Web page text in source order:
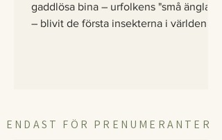
gaddlösa bina – urfolkens "små änglar"
– blivit de första insekterna i världen att
ENDAST FÖR PRENUMERANTER